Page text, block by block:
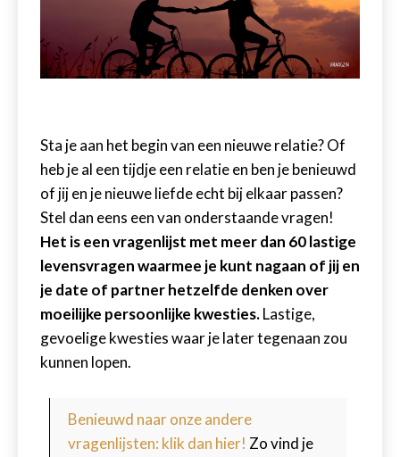
Sta je aan het begin van een nieuwe relatie? Of
heb je al een tijdje een relatie en ben je benieuwd
of jij en je nieuwe liefde echt bij elkaar passen?
Stel dan eens een van onderstaande vragen!
Het is een vragenlijst met meer dan 60 lastige
levensvragen waarmee je kunt nagaan of jij en
je date of partner hetzelfde denken over
moeilijke persoonlijke kwesties.Lastige,
gevoelige kwesties waar je later tegenaan zou
kunnen lopen.
Benieuwd naar onze andere
vragenlijsten: klik dan hier! Zo vind je